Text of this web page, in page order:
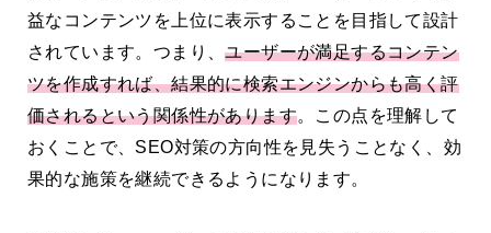
益なコンテンツを上位に表示することを目指して設計
されています。つまり、ユーザーが満足するコンテン
ツを作成すれば、結果的に検索エンジンからも高く評
価されるという関係性があります。この点を理解して
おくことで、SEO対策の方向性を見失うことなく、効
果的な施策を継続できるようになります。